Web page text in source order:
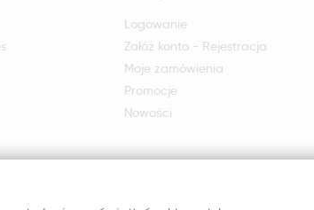
Logowanie
Załóż konto - Rejestracja
Moje zamówienia
Promocje
Nowości